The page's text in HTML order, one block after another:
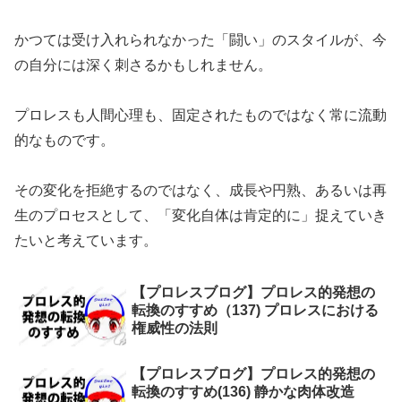
かつては受け入れられなかった「闘い」のスタイルが、今
の自分には深く刺さるかもしれません。
プロレスも人間心理も、固定されたものではなく常に流動
的なものです。
その変化を拒絶するのではなく、成長や円熟、あるいは再
生のプロセスとして、「変化自体は肯定的に」捉えていき
たいと考えています。
【プロレスブログ】プロレス的発想の
転換のすすめ（137) プロレスにおける
権威性の法則
【プロレスブログ】プロレス的発想の
転換のすすめ(136) 静かな肉体改造